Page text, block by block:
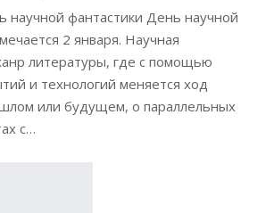
научной фантастики День научной
2 января. Научная
литературы, где с помощью
и технологий меняется ход
или будущем, о параллельных
с…